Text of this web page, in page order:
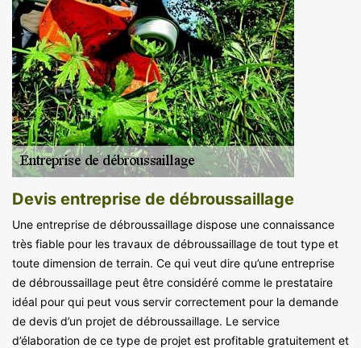
Devis entreprise de débroussaillage
Une entreprise de débroussaillage dispose une connaissance
très fiable pour les travaux de débroussaillage de tout type et
toute dimension de terrain. Ce qui veut dire qu’une entreprise
de débroussaillage peut être considéré comme le prestataire
idéal pour qui peut vous servir correctement pour la demande
de devis d’un projet de débroussaillage. Le service
d’élaboration de ce type de projet est profitable gratuitement et